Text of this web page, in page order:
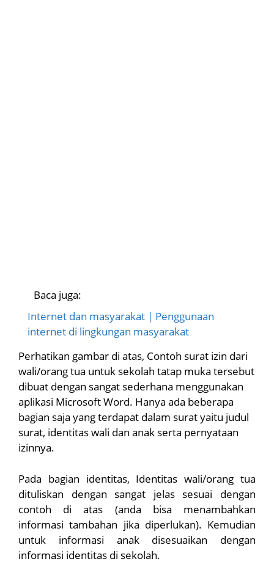
Baca juga:
Internet dan masyarakat | Penggunaan
internet di lingkungan masyarakat
Perhatikan gambar di atas, Contoh surat izin dari
wali/orang tua untuk sekolah tatap muka tersebut
dibuat dengan sangat sederhana menggunakan
aplikasi Microsoft Word. Hanya ada beberapa
bagian saja yang terdapat dalam surat yaitu judul
surat, identitas wali dan anak serta pernyataan
izinnya.
Pada bagian identitas, Identitas wali/orang tua
dituliskan dengan sangat jelas sesuai dengan
contoh di atas (anda bisa menambahkan
informasi tambahan jika diperlukan). Kemudian
untuk informasi anak disesuaikan dengan
informasi identitas di sekolah.